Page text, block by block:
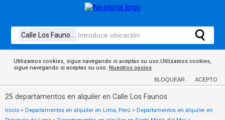
Utilizamos cookies, sigue navegando si aceptas su uso.Utilizamos cookies,
sigue navegando si aceptas su uso. Nuestros socios
BLOQUEAR ACEPTO
25 departamentos en alquiler en Calle Los Faunos
Inicio > Departamentos en alquiler en Lima, Perú > Departamentos en alquiler en